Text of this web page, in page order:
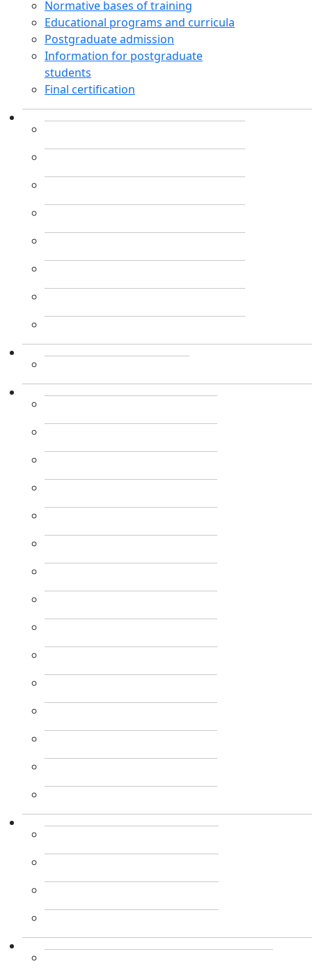
Normative bases of training
Educational programs and curricula
Postgraduate admission
Information for postgraduate
students
Final certification